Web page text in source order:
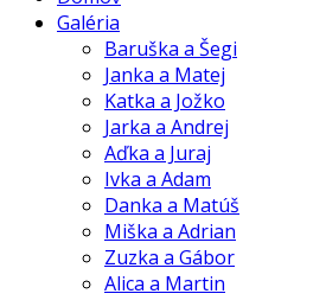
Galéria
Baruška a Šegi
Janka a Matej
Katka a Jožko
Jarka a Andrej
Aďka a Juraj
Ivka a Adam
Danka a Matúš
Miška a Adrian
Zuzka a Gábor
Alica a Martin